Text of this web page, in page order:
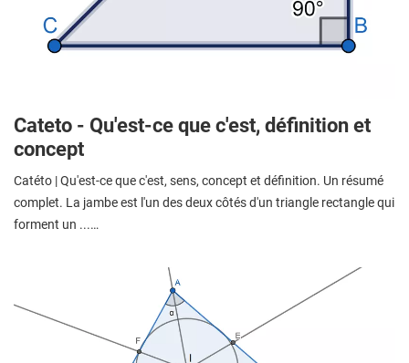
Cateto - Qu'est-ce que c'est, définition et
concept
Catéto | Qu'est-ce que c'est, sens, concept et définition. Un résumé
complet. La jambe est l'un des deux côtés d'un triangle rectangle qui
forment un ...…